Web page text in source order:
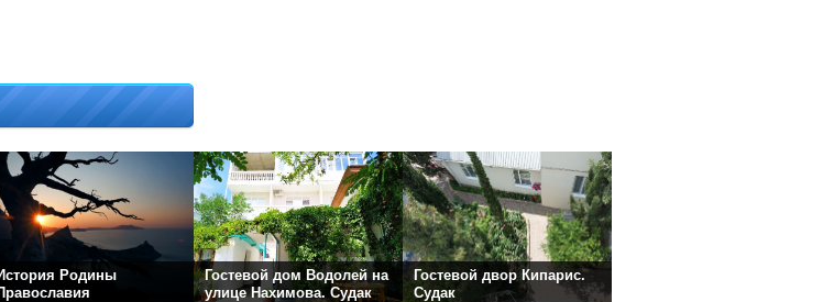
Родины
Гостевой дом Водолей на
улице Нахимова. Судак
Гостевой двор Кипарис.
Судак